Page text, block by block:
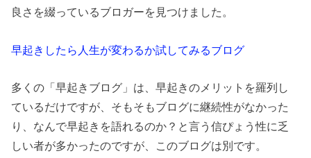
良さを綴っているブロガーを見つけました。
早起きしたら人生が変わるか試してみるブログ
多くの「早起きブログ」は、早起きのメリットを羅列し
ているだけですが、そもそもブログに継続性がなかった
り、なんで早起きを語れるのか？と言う信ぴょう性に乏
しい者が多かったのですが、このブログは別です。